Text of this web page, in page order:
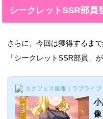
ベ
れ
シークレットSSR部員
さらに、今回は獲得するま
「シークレットSSR部員」
スクフェス速報｜ラブライ